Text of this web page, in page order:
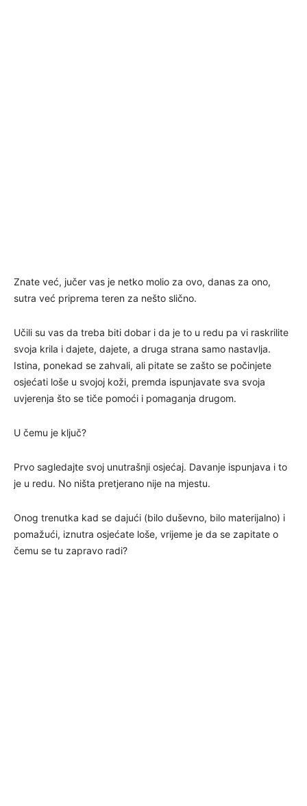
Znate već, jučer vas je netko molio za ovo, danas za ono,
sutra već priprema teren za nešto slično.
Učili su vas da treba biti dobar i da je to u redu pa vi raskrilite
svoja krila i dajete, dajete, a druga strana samo nastavlja.
Istina, ponekad se zahvali, ali pitate se zašto se počinjete
osjećati loše u svojoj koži, premda ispunjavate sva svoja
uvjerenja što se tiče pomoći i pomaganja drugom.
U čemu je ključ?
Prvo sagledajte svoj unutrašnji osjećaj. Davanje ispunjava i to
je u redu. No ništa pretjerano nije na mjestu.
Onog trenutka kad se dajući (bilo duševno, bilo materijalno) i
pomažući, iznutra osjećate loše, vrijeme je da se zapitate o
čemu se tu zapravo radi?